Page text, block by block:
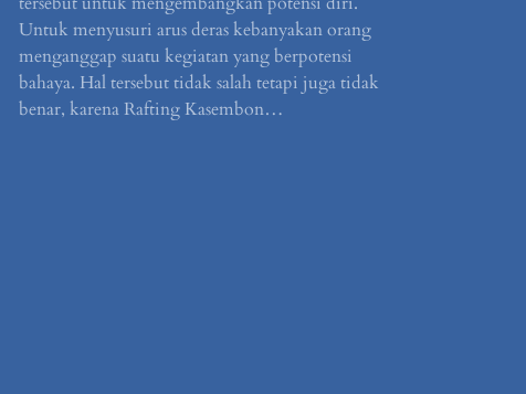
Untuk menyusuri arus deras kebanyakan orang
menganggap suatu kegiatan yang berpotensi
bahaya. Hal tersebut tidak salah tetapi juga tidak
benar, karena Rafting Kasembon…